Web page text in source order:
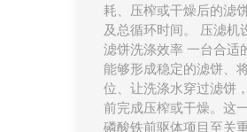
耗、压榨或干燥后的滤
及总循环时间。 压滤机
滤饼洗涤效率 一台合适
能够形成稳定的滤饼、
位、让洗涤水穿过滤饼
前完成压榨或干燥。这
磷酸铁前驱体项目至关